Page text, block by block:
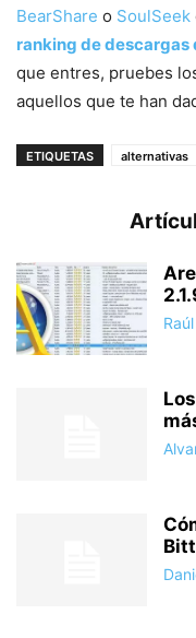
BearShare o SoulSeek
ranking de descargas
que entres, pruebes
aquellos que te han
ETIQUETAS alternativas